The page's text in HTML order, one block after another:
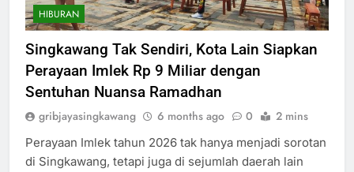
HIBURAN
Singkawang Tak Sendiri, Kota Lain Siapkan
Perayaan Imlek Rp 9 Miliar dengan
Sentuhan Nuansa Ramadhan
gribjayasingkawang 6 months ago 0 2 mins
Perayaan Imlek tahun 2026 tak hanya menjadi sorotan
di Singkawang, tetapi juga di sejumlah daerah lain